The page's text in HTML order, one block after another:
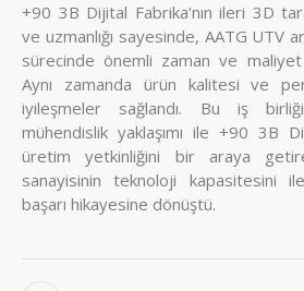
+90 3B Dijital Fabrika’nın ileri 3D
ve uzmanlığı sayesinde, AATG UTV
sürecinde önemli zaman ve
Aynı zamanda ürün kalitesi ve
iyileşmeler sağlandı. Bu iş
mühendislik yaklaşımı ile +90 3B
üretim yetkinliğini bir araya
sanayisinin teknoloji kapasitesini
başarı hikayesine dönüştü.